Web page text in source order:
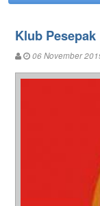
Klub
06 November